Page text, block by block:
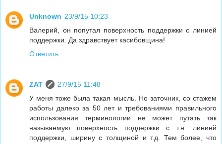
Unknown 23/9/15 10:23
Валерий, он попутал поверхность поддержки с линией
поддержки. Да здравствует касибовщина!
Ответить
ZAT
27/9/15 11:48
У меня тоже была такая мысль. Но заточник, со стажем
работы далеко за 50 лет и требованиями правильного
использования терминологии не может путать так
называемую поверхность поддержки с т.н. линией
поддержки, ширину с толщиной и т.д. Тем более, что